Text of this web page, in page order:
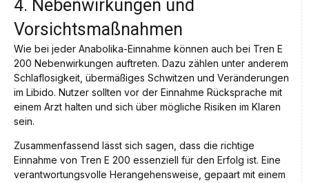
4. Nebenwirkungen und
Vorsichtsmaßnahmen
Wie bei jeder Anabolika-Einnahme können auch bei Tren E
200 Nebenwirkungen auftreten. Dazu zählen unter anderem
Schlaflosigkeit, übermäßiges Schwitzen und Veränderungen
im Libido. Nutzer sollten vor der Einnahme Rücksprache mit
einem Arzt halten und sich über mögliche Risiken im Klaren
sein.
Zusammenfassend lässt sich sagen, dass die richtige
Einnahme von Tren E 200 essenziell für den Erfolg ist. Eine
verantwortungsvolle Herangehensweise, gepaart mit einem